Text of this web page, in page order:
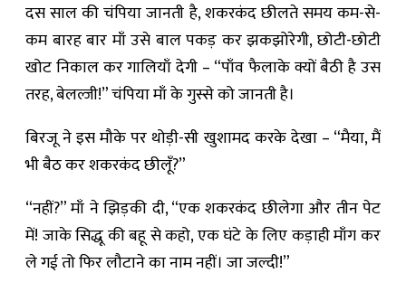
दस साल की चंपिया जानती है, शकरकंद छीलते समय कम-से-
कम बारह बार माँ उसे बाल पकड़ कर झकझोरेगी, छोटी-छोटी
खोट निकाल कर गालियाँ देगी – “पाँव फैलाके क्यों बैठी है उस
तरह, बेलल्जी!” चंपिया माँ के गुस्से को जानती है।
बिरजू ने इस मौके पर थोड़ी-सी खुशामद करके देखा – “मैया, मैं
भी बैठ कर शकरकंद छीलूँ?”
“नहीं?” माँ ने झिड़की दी, “एक शकरकंद छीलेगा और तीन पेट
में! जाके सिद्धू की बहू से कहो, एक घंटे के लिए कड़ाही माँग कर
ले गई तो फिर लौटाने का नाम नहीं। जा जल्दी!”